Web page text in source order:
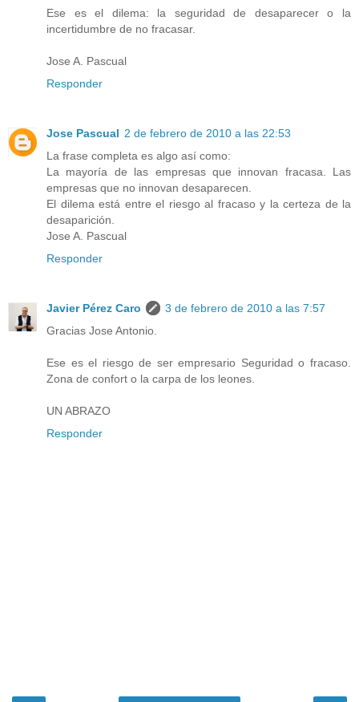
Ese es el dilema: la seguridad de desaparecer o la
incertidumbre de no fracasar.
Jose A. Pascual
Responder
Jose Pascual 2 de febrero de 2010 a las 22:53
La frase completa es algo así como:
La mayoría de las empresas que innovan fracasa. Las
empresas que no innovan desaparecen.
El dilema está entre el riesgo al fracaso y la certeza de la
desaparición.
Jose A. Pascual
Responder
Javier Pérez Caro
3 de febrero de 2010 a las 7:57
Gracias Jose Antonio.
Ese es el riesgo de ser empresario Seguridad o fracaso.
Zona de confort o la carpa de los leones.
UN ABRAZO
Responder